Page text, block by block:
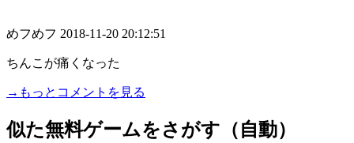
めフめフ 2018-11-20 20:12:51
ちんこが痛くなった
→もっとコメントを見る
似た無料ゲームをさがす（自動）